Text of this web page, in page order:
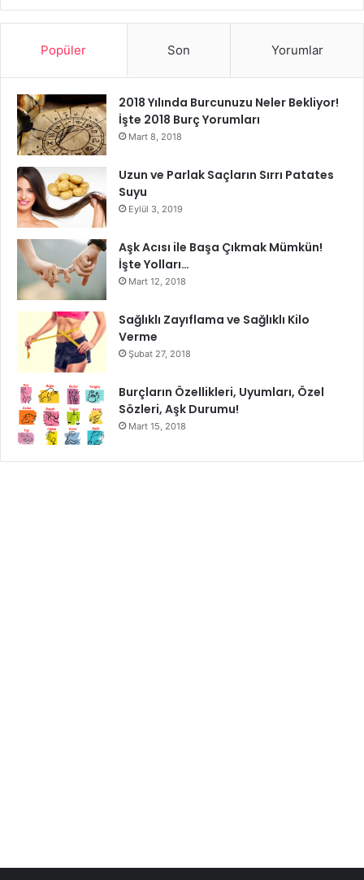
insanlar kovalara genelde içlerinden küfür ederek
yanlarından kaçarlar.
Sevdikleri insanları aşırı ilgiden dolayı kaçırtırlar.
Popüler Son Yorumlar
2018 Yılında Burcunuzu Neler Bekliyor!
İşte 2018 Burç Yorumları
Mart 8, 2018
Uzun ve Parlak Saçların Sırrı Patates
Suyu
Eylül 3, 2019
Aşk Acısı ile Başa Çıkmak Mümkün!
İşte Yolları…
Mart 12, 2018
Sağlıklı Zayıflama ve Sağlıklı Kilo
Verme
Şubat 27, 2018
Burçların Özellikleri, Uyumları, Özel
Sözleri, Aşk Durumu!
Mart 15, 2018